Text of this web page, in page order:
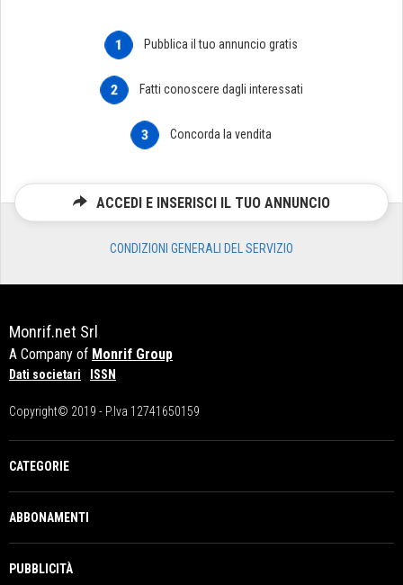
1 Pubblica il tuo annuncio gratis
2 Fatti conoscere dagli interessati
3 Concorda la vendita
ACCEDI E INSERISCI IL TUO ANNUNCIO
CONDIZIONI GENERALI DEL SERVIZIO
Monrif.net Srl
A Company of Monrif Group
Dati societari ISSN
Copyright© 2019 - P.Iva 12741650159
CATEGORIE
ABBONAMENTI
PUBBLICITÀ